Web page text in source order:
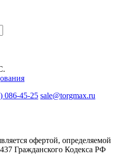
086-45-25 sale@torgmax.ru
офертой, определяемой
Гражданского Кодекса РФ